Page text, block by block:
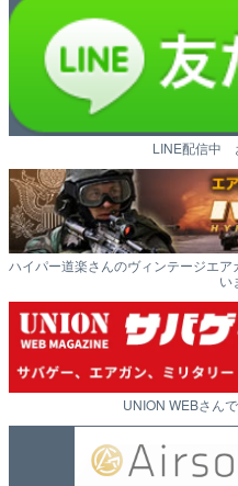
LINE配信中
ハイパー道楽さんのヴィンテージエ
い
UNION WEBさん